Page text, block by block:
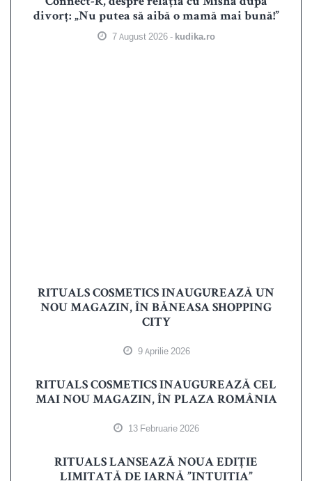
divorț: „Nu putea să aibă o mamă mai bună!”
7 August 2026 - kudika.ro
RITUALS COSMETICS INAUGUREAZĂ UN
NOU MAGAZIN, ÎN BĂNEASA SHOPPING
CITY
9 Aprilie 2026
RITUALS COSMETICS INAUGUREAZĂ CEL
MAI NOU MAGAZIN, ÎN PLAZA ROMÂNIA
13 Februarie 2026
RITUALS LANSEAZĂ NOUA EDIȚIE
LIMITATĂ DE IARNĂ ”INTUITIA”